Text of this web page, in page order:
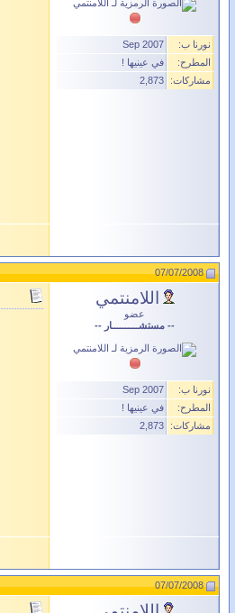
نورنا ب:
Sep 2007
المطرح:
في عينيها !
مشاركات:
2,873
07/07/2008
اللامنتمي
عضو
-- مستشــــــــــار --
نورنا ب:
Sep 2007
المطرح:
في عينيها !
مشاركات:
2,873
07/07/2008